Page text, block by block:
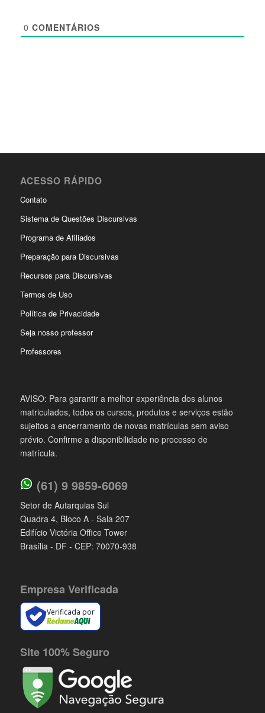
0 COMENTÁRIOS
ACESSO RÁPIDO
Contato
Sistema de Questões Discursivas
Programa de Afiliados
Preparação para Discursivas
Recursos para Discursivas
Termos de Uso
Política de Privacidade
Seja nosso professor
Professores
AVISO: Para garantir a melhor experiência dos alunos
matriculados, todos os cursos, produtos e serviços estão
sujeitos a encerramento de novas matrículas sem aviso
prévio. Confirme a disponibilidade no processo de
matrícula.
(61) 9 9859-6069
Setor de Autarquias Sul
Quadra 4, Bloco A - Sala 207
Edifício Victória Office Tower
Brasília - DF - CEP: 70070-938
Empresa Verificada
Verificada por
Site 100% Seguro